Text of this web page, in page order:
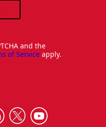
and the
of Service apply.